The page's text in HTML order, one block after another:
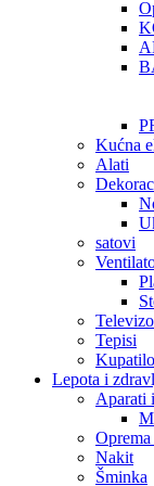
Kućna
Alati
satovi
Tepisi
Kupatilo
Lepota i
Aparati
Oprema
Nakit
Šminka